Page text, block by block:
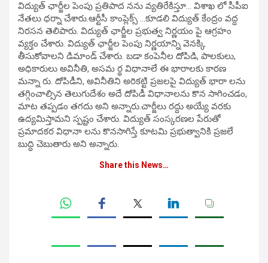
విద్యుత్ ఛార్జీల పెంపు ప్రతిపాద నను వ్యతిరేకిస్తూ… విశాఖ లో సీపీఐ
నేతలు ధర్నా చేశారు.ఆర్టీసీ కాంప్లెక్స్ …కూడలి విద్యుత్ కేంద్రం వద్ద
నిరసన తెలిపారు. విద్యుత్ ఛార్జీల ప్రభుత్వ నిర్ణయం పై ఆగ్రహం
వ్యక్తం చేశారు. విద్యుత్ ఛార్జీల పెంపు నిర్ణయాన్ని వెనక్కి
తీసుకోవాలని డిమాండ్ చేశారు. బడా కంపెనీల దోపిడి, పాలకులు,
అధికారులు అవినీతి, అసమ ర్థ విధానాలే ఈ భారాలకు కారణ
మన్నా రు. దోపిడీని, అవినీతిని అరికట్టి ప్రజలపై విద్యుత్ భారా లను
తగ్గించాల్సిన తెలుగుదేశం అదే దోపిడీ విధానాలను కొన సాగించడం,
మాట తప్పడం తగదు అని అన్నారు.చార్జీలు రద్దు అయ్యే వరకు
ఉద్యమిస్తామని స్పష్టం చేశారు. విద్యుత్ సంస్కరణల పేరుతో
ప్రమాదకర విధానా లను కొనసాగిస్తే కూటమి ప్రభుత్వానికి ప్రజలే
బుద్ధి చెబుతారు అని అన్నారు.
Share this News…